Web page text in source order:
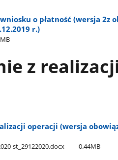
o płatność (wersja 2z
r.)
z
operacji (wersja
st​_29122020.docx 0.44MB